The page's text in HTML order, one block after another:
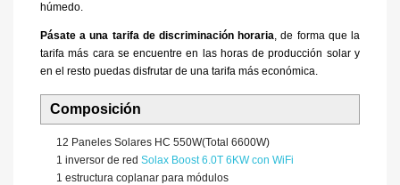
húmedo.
Pásate a una tarifa de discriminación horaria, de forma que la
tarifa más cara se encuentre en las horas de producción solar y
en el resto puedas disfrutar de una tarifa más económica.
Composición
12 Paneles Solares HC 550W(Total 6600W)
1 inversor de red Solax Boost 6.0T 6KW con WiFi
1 estructura coplanar para módulos